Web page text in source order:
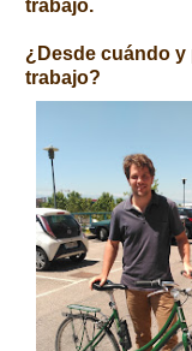
trabajo.
¿Desde cuándo y
trabajo?